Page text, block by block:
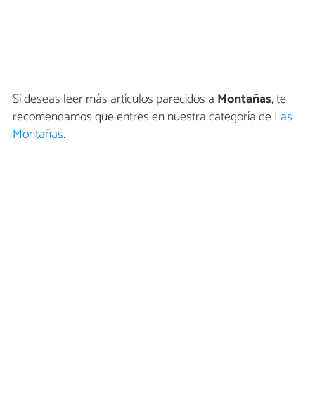
Si deseas leer más artículos parecidos a Montañas, te
recomendamos que entres en nuestra categoría deLas
Montañas.